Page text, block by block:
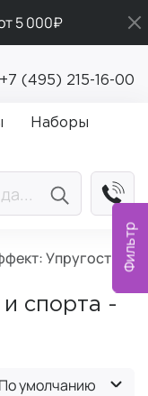
Фильтр
5 000₽
5 000₽
+7 (495) 215-16-00
Наборы
Упругость
и спорта -
По умолчанию